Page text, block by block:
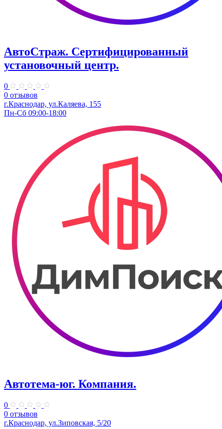
АвтоСтраж. ​Сертифицированный
установочный центр.
0
0 отзывов
г.Краснодар, ул.Каляева, 155
Пн-Сб 09:00-18:00
Автотема-юг. Компания.
0
0 отзывов
г.Краснодар, ул.Зиповская, 5/20